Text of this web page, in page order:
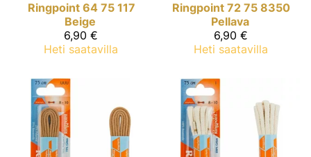
Ringpoint 64 75 117
Beige
6,90 €
Heti saatavilla
Ringpoint 72 75 8350
Pellava
6,90 €
Heti saatavilla